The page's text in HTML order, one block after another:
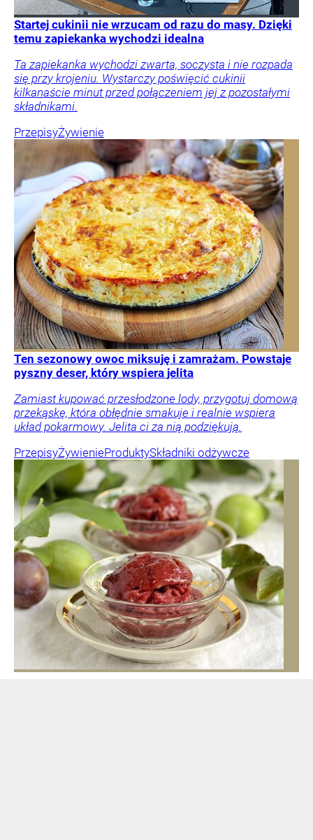
Startej cukinii nie wrzucam od razu do masy. Dzięki
temu zapiekanka wychodzi idealna
Ta zapiekanka wychodzi zwarta, soczysta i nie rozpada
się przy krojeniu. Wystarczy poświęcić cukinii
kilkanaście minut przed połączeniem jej z pozostałymi
składnikami.
PrzepisyŻywienie
Ten sezonowy owoc miksuję i zamrażam. Powstaje
pyszny deser, który wspiera jelita
Zamiast kupować przesłodzone lody, przygotuj domową
przekąskę, która obłędnie smakuje i realnie wspiera
układ pokarmowy. Jelita ci za nią podziękują.
PrzepisyŻywienieProduktySkładniki odżywcze